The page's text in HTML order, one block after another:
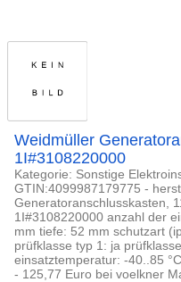
Weidmüller
1I#3108220000
Kategorie: Sonstige
GTIN:4099987179775 -
Generatoranschlusskasten,
1I#3108220000 anzahl der
mm tiefe: 52 mm schutzart
prüfklasse typ 1: ja
einsatztemperatur: -40..85
- 125,77 Euro bei voelkner